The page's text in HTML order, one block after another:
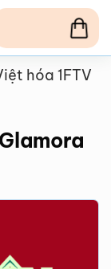
hóa 1FTV